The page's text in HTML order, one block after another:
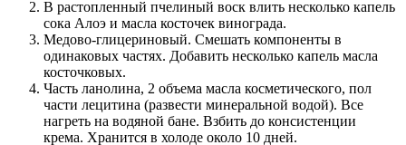
В растопленный пчелиный воск влить несколько капель
сока Алоэ и масла косточек винограда.
Медово-глицериновый. Смешать компоненты в
одинаковых частях. Добавить несколько капель масла
косточковых.
Часть ланолина, 2 объема масла косметического, пол
части лецитина (развести минеральной водой). Все
нагреть на водяной бане. Взбить до консистенции
крема. Хранится в холоде около 10 дней.